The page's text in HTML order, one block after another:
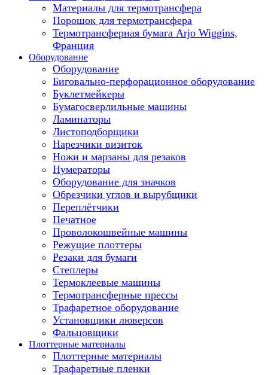
Материалы для термотрансфера
Порошок для термотрансфера
Термотрансферная бумага Arjo Wiggins,
Франция
Оборудование
Оборудование
Биговально-перфорационное оборудование
Буклетмейкеры
Бумагосверлильные машины
Ламинаторы
Листоподборщики
Нарезчики визиток
Ножи и марзаны для резаков
Нумераторы
Оборудование для значков
Обрезчики углов и вырубщики
Переплётчики
Печатное
Проволокошвейные машины
Режущие плоттеры
Резаки для бумаги
Степлеры
Термоклеевые машины
Термотрансферные прессы
Трафаретное оборудование
Установщики люверсов
Фальцовщики
Плоттерные материалы
Плоттерные материалы
Трафаретные пленки